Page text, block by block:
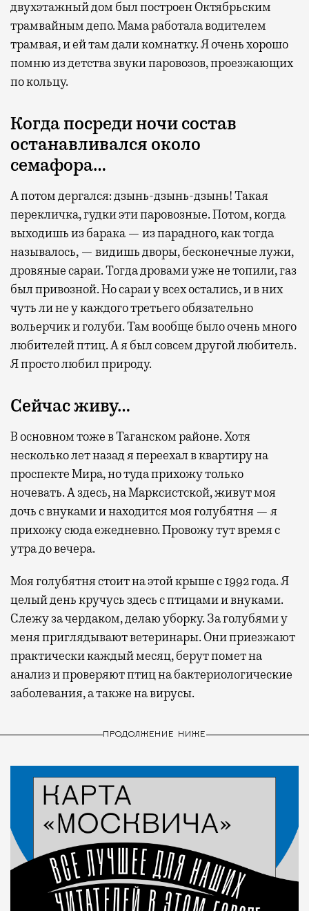
двухэтажный дом был построен Октябрьским
трамвайным депо. Мама работала водителем
трамвая, и ей там дали комнатку. Я очень хорошо
помню из детства звуки паровозов, проезжающих
по кольцу.
Когда посреди ночи состав
останавливался около
семафора…
А потом дергался: дзынь-дзынь-дзынь! Такая
перекличка, гудки эти паровозные. Потом, когда
выходишь из барака — из парадного, как тогда
называлось, — видишь дворы, бесконечные лужи,
дровяные сараи. Тогда дровами уже не топили, газ
был привозной. Но сараи у всех остались, и в них
чуть ли не у каждого третьего обязательно
вольерчик и голуби. Там вообще было очень много
любителей птиц. А я был совсем другой любитель.
Я просто любил природу.
Сейчас живу…
В основном тоже в Таганском районе. Хотя
несколько лет назад я переехал в квартиру на
проспекте Мира, но туда прихожу только
ночевать. А здесь, на Марксистской, живут моя
дочь с внуками и находится моя голубятня — я
прихожу сюда ежедневно. Провожу тут время с
утра до вечера.
Моя голубятня стоит на этой крыше с 1992 года. Я
целый день кручусь здесь с птицами и внуками.
Слежу за чердаком, делаю уборку. За голубями у
меня приглядывают ветеринары. Они приезжают
практически каждый месяц, берут помет на
анализ и проверяют птиц на бактериологические
заболевания, а также на вирусы.
ПРОДОЛЖЕНИЕ НИЖЕ